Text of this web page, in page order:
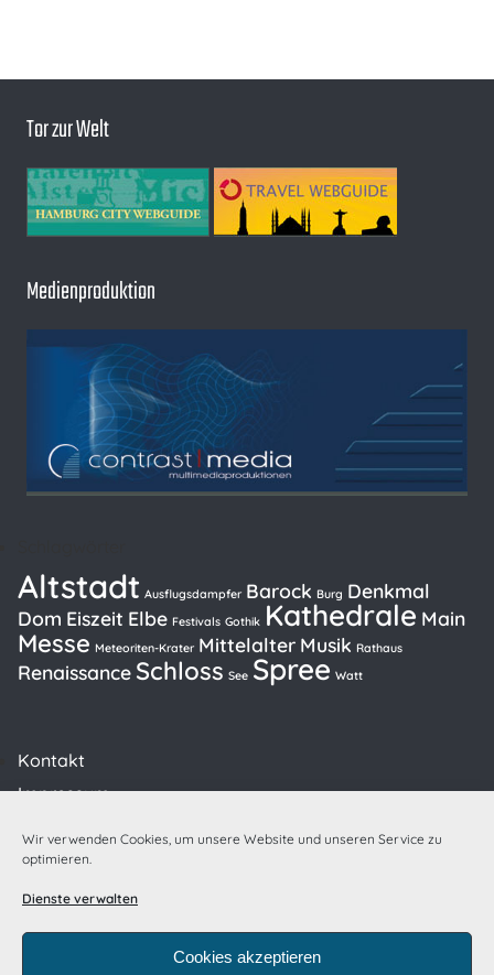
Wir verwenden Cookies, um unsere Website und unseren Service zu
optimieren.
Dienste verwalten
Cookies akzeptieren
Tor zur Welt
Medienproduktion
Kontakt
Impressum
Cookie-Richtlinie (EU)
Altstadt Ausflugsdampfer Barock Burg Denkmal
Dom Eiszeit Elbe Festivals Gothik Kathedrale Main
Messe Meteoriten-Krater Mittelalter Musik Rathaus
Renaissance Schloss See Spree Watt